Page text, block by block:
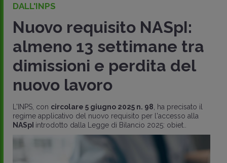
DALL'INPS
Nuovo requisito NASpI:
almeno 13 settimane tra
dimissioni e perdita del
nuovo lavoro
L'INPS, con circolare 5 giugno 2025 n. 98 , ha precisato il
regime applicativo del nuovo requisito per l'accesso alla
NASpI introdotto dalla Legge di Bilancio 2025: obiet..